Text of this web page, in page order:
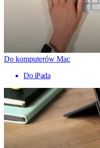
Do komputerów Mac
Do iPada